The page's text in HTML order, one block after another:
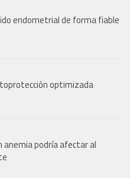
endometrial de forma fiable
optimizada
anemia podría afectar al